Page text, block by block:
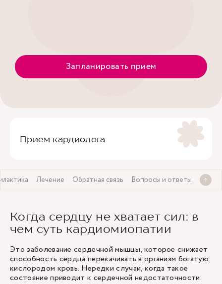
Запланировать прием
Прием кардиолога
Лечение Обратная связь Вопросы и ответы
Когда сердцу не хватает сил: в
чем суть кардиомиопатии
Это заболевание сердечной мышцы, которое снижает
способность сердца перекачивать в организм богатую
кислородом кровь. Нередки случаи, когда такое
состояние приводит к сердечной недостаточности.